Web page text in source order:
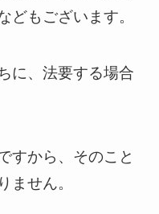
どもございます。
に、法要する場合
すから、そのこと
ません。